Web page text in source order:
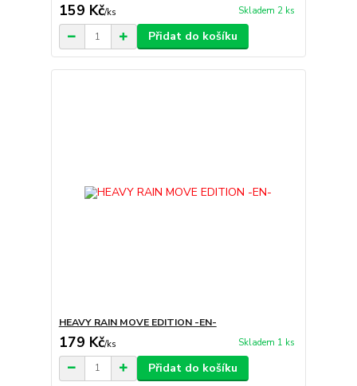
159 Kč/ks Skladem 2 ks
Přidat do košíku
HEAVY RAIN MOVE EDITION -EN-
179 Kč/ks Skladem 1 ks
Přidat do košíku